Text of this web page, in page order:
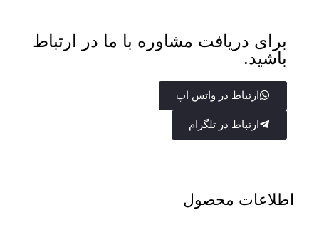
برای دریافت مشاوره با ما در ارتباط
باشید.
ارتباط در واتس اپ
ارتباط در تلگرام
اطلاعات محصول